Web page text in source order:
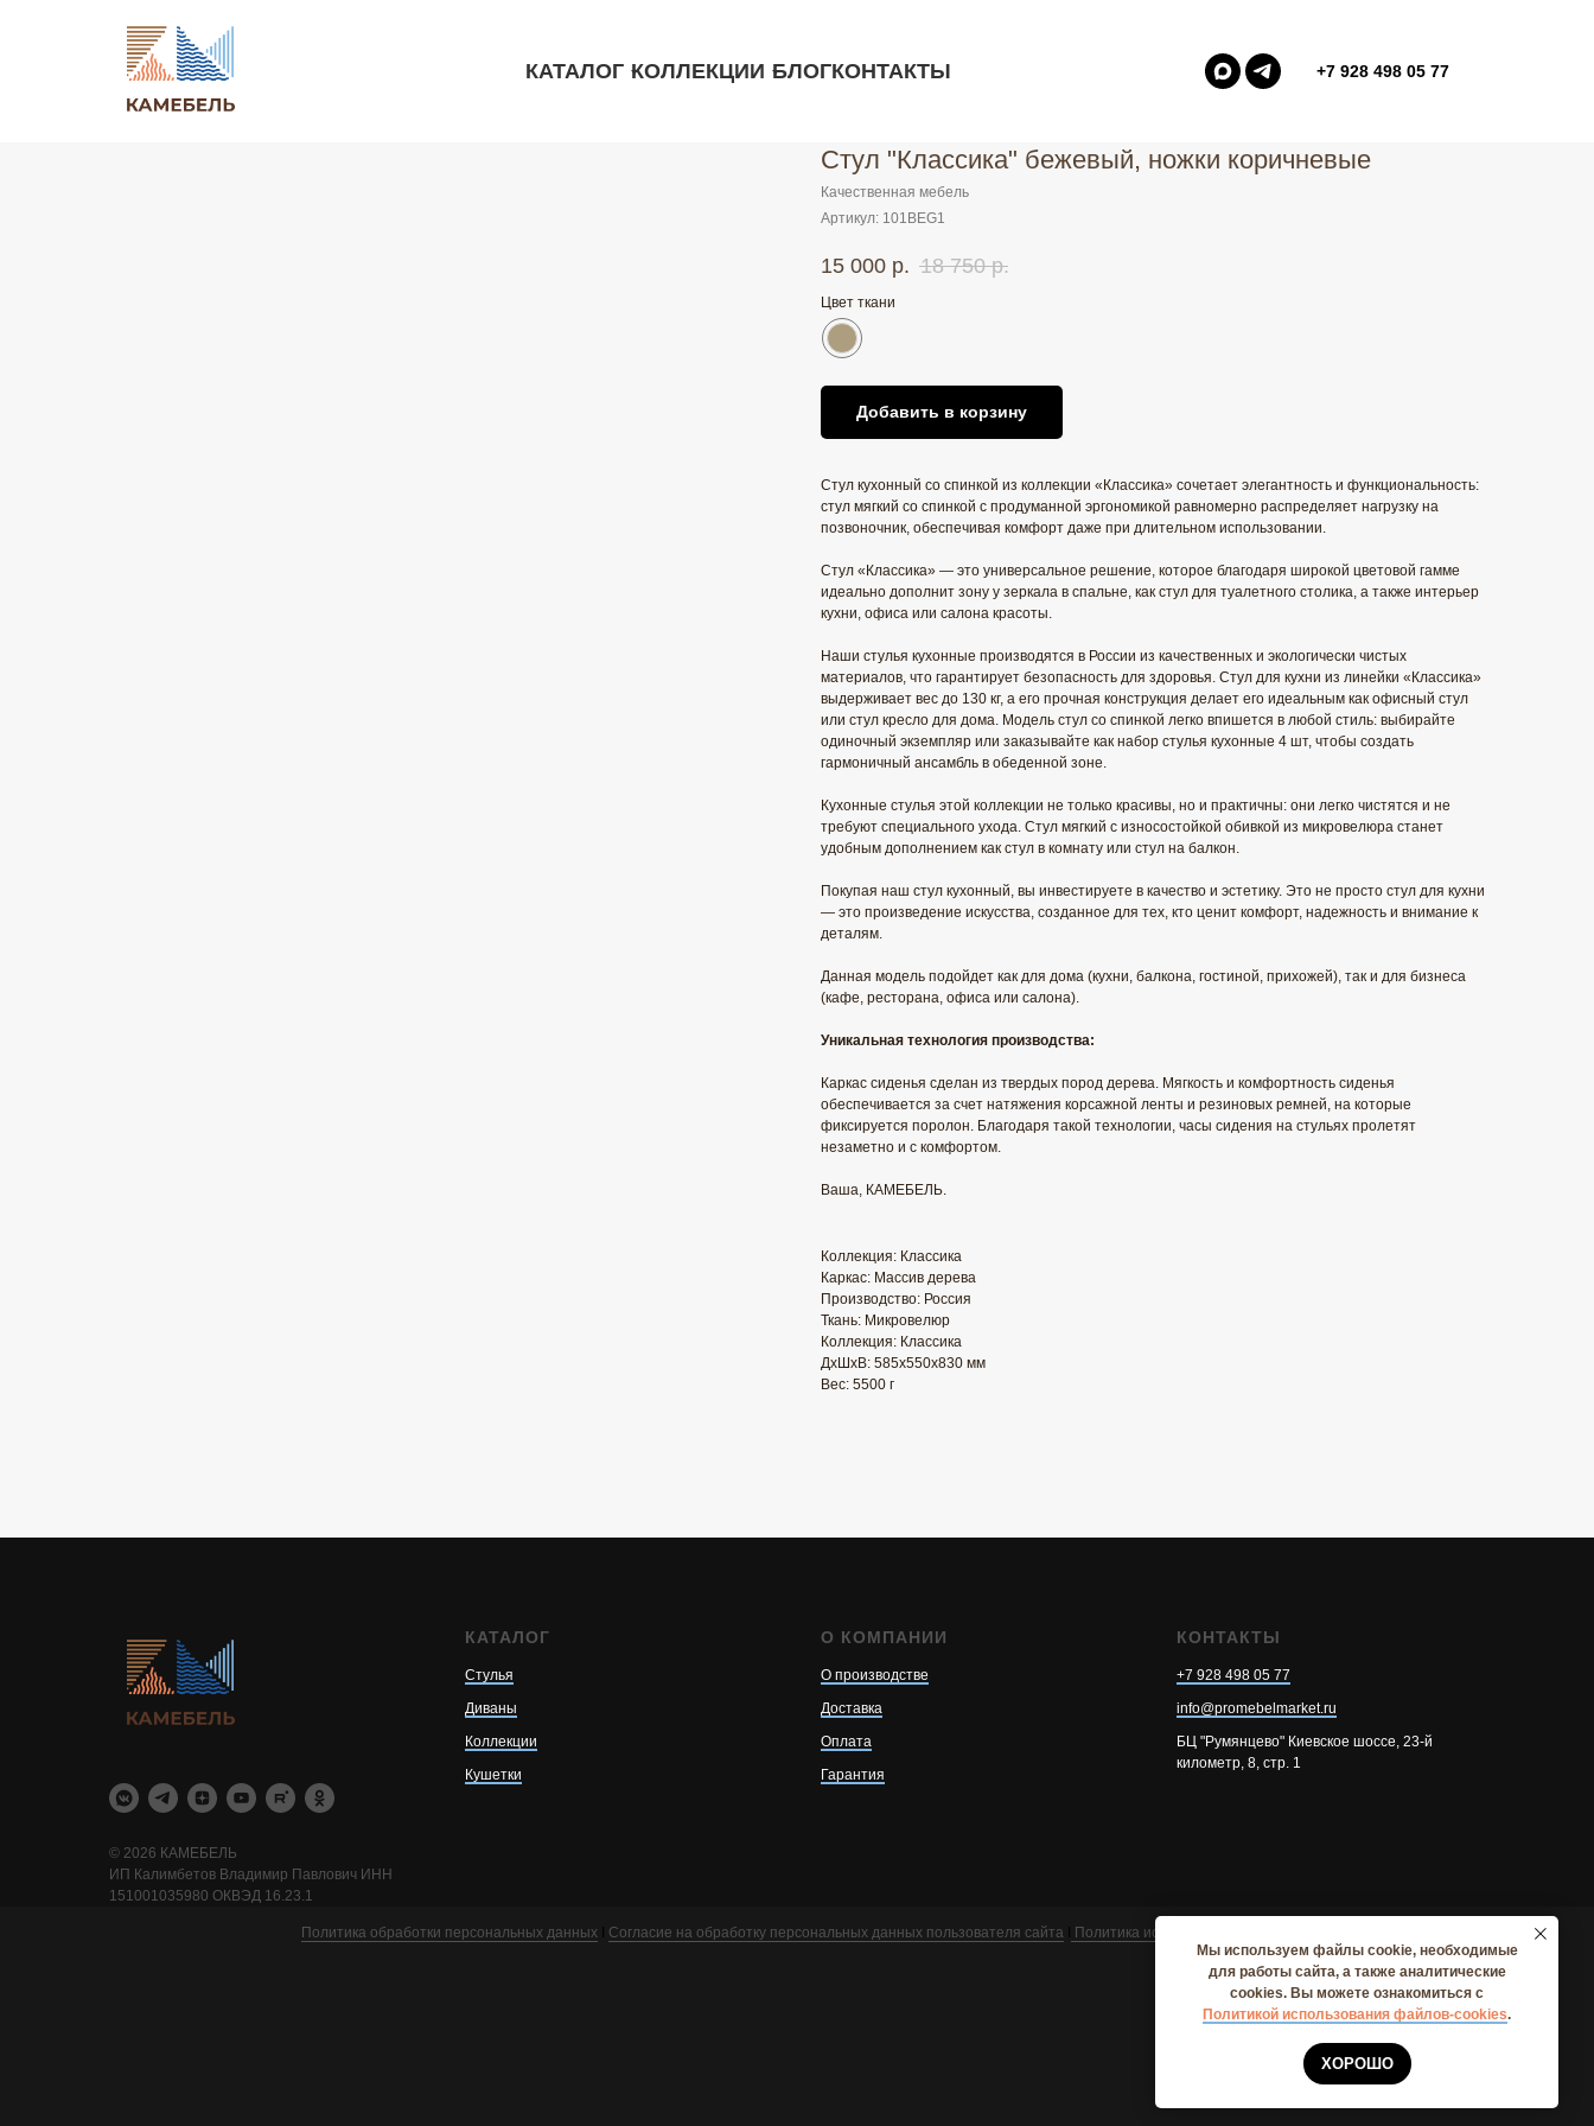
КАТАЛОГ КОЛЛЕКЦИИ БЛОГКОНТАКТЫ +7 928 498 05 77
Стул "Классика" бежевый, ножки коричневые
Качественная мебель
Артикул: 101BEG1
15 000 р. 18 750 р.
Цвет ткани
Добавить в корзину
Стул кухонный со спинкой из коллекции «Классика» сочетает элегантность и функциональность:
стул мягкий со спинкой с продуманной эргономикой равномерно распределяет нагрузку на
позвоночник, обеспечивая комфорт даже при длительном использовании.
Стул «Классика» — это универсальное решение, которое благодаря широкой цветовой гамме
идеально дополнит зону у зеркала в спальне, как стул для туалетного столика, а также интерьер
кухни, офиса или салона красоты.
Наши стулья кухонные производятся в России из качественных и экологически чистых
материалов, что гарантирует безопасность для здоровья. Стул для кухни из линейки «Классика»
выдерживает вес до 130 кг, а его прочная конструкция делает его идеальным как офисный стул
или стул кресло для дома. Модель стул со спинкой легко впишется в любой стиль: выбирайте
одиночный экземпляр или заказывайте как набор стулья кухонные 4 шт, чтобы создать
гармоничный ансамбль в обеденной зоне.
Кухонные стулья этой коллекции не только красивы, но и практичны: они легко чистятся и не
требуют специального ухода. Стул мягкий с износостойкой обивкой из микровелюра станет
удобным дополнением как стул в комнату или стул на балкон.
Покупая наш стул кухонный, вы инвестируете в качество и эстетику. Это не просто стул для кухни
— это произведение искусства, созданное для тех, кто ценит комфорт, надежность и внимание к
деталям.
Данная модель подойдет как для дома (кухни, балкона, гостиной, прихожей), так и для бизнеса
(кафе, ресторана, офиса или салона).
Уникальная технология производства:
Каркас сиденья сделан из твердых пород дерева. Мягкость и комфортность сиденья
обеспечивается за счет натяжения корсажной ленты и резиновых ремней, на которые
фиксируется поролон. Благодаря такой технологии, часы сидения на стульях пролетят
незаметно и с комфортом.
Ваша, КАМЕБЕЛЬ.
Коллекция: Классика
Каркас: Массив дерева
Производство: Россия
Ткань: Микровелюр
Коллекция: Классика
ДxШxВ: 585x550x830 мм
Вес: 5500 г
© 2026 КАМЕБЕЛЬ
ИП Калимбетов Владимир Павлович ИНН
151001035980 ОКВЭД 16.23.1
КАТАЛОГ
Стулья
Диваны
Коллекции
Кушетки
О КОМПАНИИ
О производстве
Доставка
Оплата
Гарантия
КОНТАКТЫ
+7 928 498 05 77
info@promebelmarket.ru
БЦ "Румянцево" Киевское шоссе, 23-й
километр, 8, стр. 1
Политика обработки персональных данных Согласие на обработку персональных данных пользователя сайта
Политика использования cookie
Мы используем файлы cookie, необходимые
для работы сайта, а также аналитические
cookies. Вы можете ознакомиться с
Политикой использования файлов-cookies.
ХОРОШО